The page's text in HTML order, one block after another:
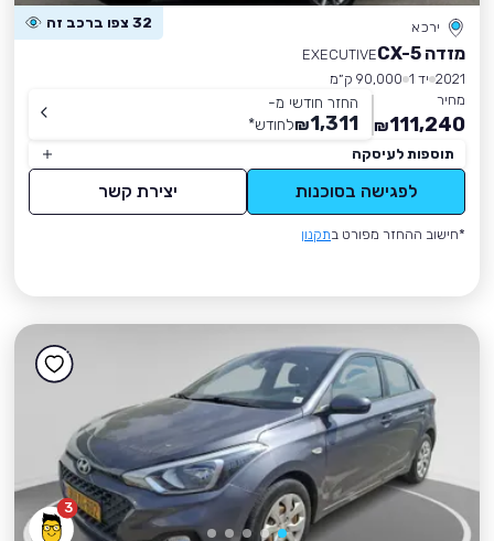
ירכא 32 צפו ברכב זה
מזדה CX-5
EXECUTIVE
2021 יד 1
90,000 ק״מ
מחיר
111,240
₪
החזר חודשי מ-
1,311
₪לחודש*
תוספות לעיסקה
לפגישה בסוכנות יצירת קשר
*חישוב ההחזר מפורט בתקנון
3